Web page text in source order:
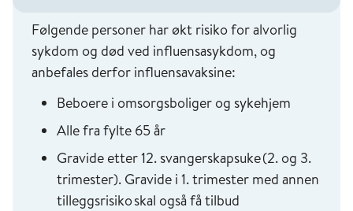
Følgende personer har økt risiko for alvorlig
sykdom og død ved influensasykdom, og
anbefales derfor influensavaksine:
Beboere i omsorgsboliger og sykehjem
Alle fra fylte 65 år
Gravide etter 12. svangerskapsuke (2. og 3.
trimester). Gravide i 1. trimester med annen
tilleggsrisiko skal også få tilbud